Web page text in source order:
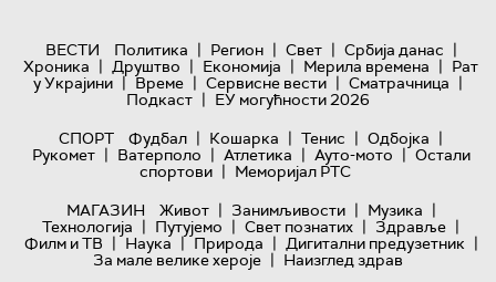
ВЕСТИ Политика | Регион | Свет | Србија данас |
Хроника | Друштво | Економија | Мерила времена | Рат
у Украјини | Време | Сервисне вести | Сматрачница |
Подкаст | ЕУ могућности 2026
СПОРТ
Фудбал | Кошарка | Тенис | Одбојка |
Рукомет | Ватерполо | Атлетика | Ауто-мото | Остали
спортови | Меморијал РТС
МАГАЗИН
Живот | Занимљивости | Музика |
Технологијa | Путујемо | Свет познатих | Здравље |
Филм и ТВ | Наука | Природа | Дигитални предузетник |
За мале велике хероје | Наизглед здрав